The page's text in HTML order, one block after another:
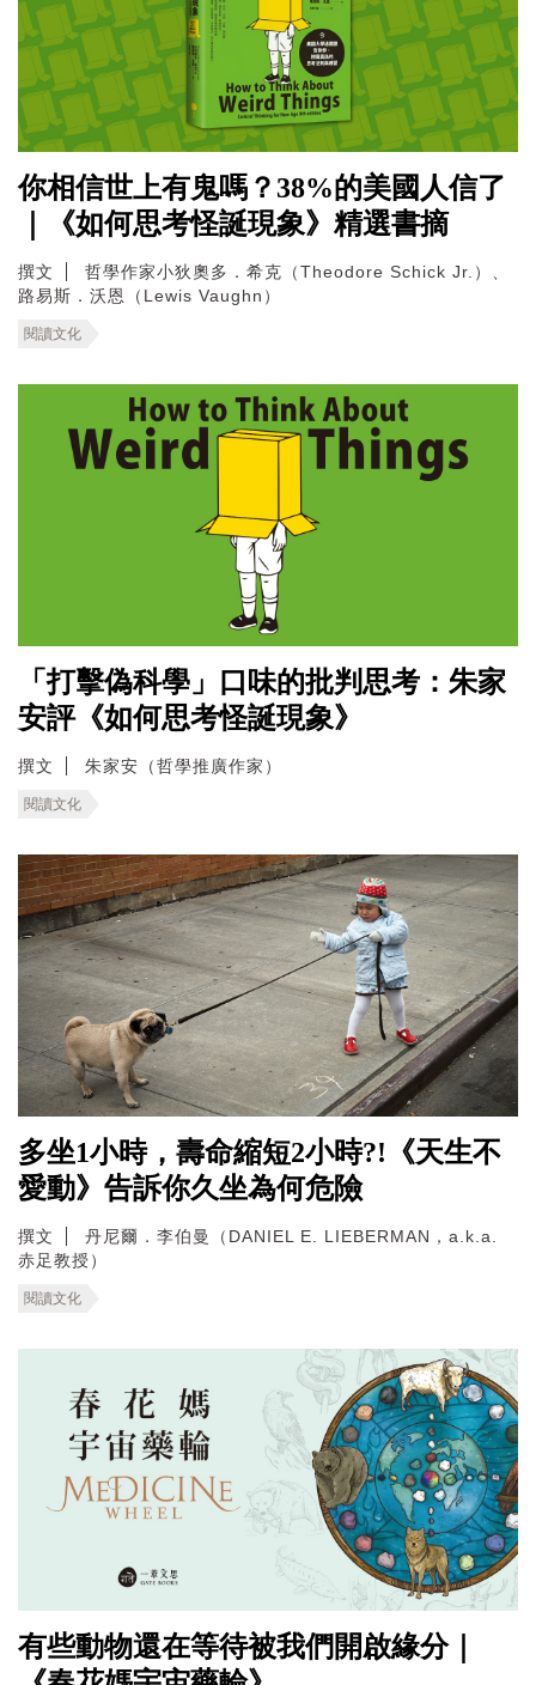
你相信世上有鬼嗎？38%的美國人信了
｜《如何思考怪誕現象》精選書摘
撰文
哲學作家小狄奧多．希克（Theodore Schick Jr.）、
路易斯．沃恩（Lewis Vaughn）
閱讀文化
「打擊偽科學」口味的批判思考：朱家
安評《如何思考怪誕現象》
撰文 朱家安（哲學推廣作家）
閱讀文化
多坐1小時，壽命縮短2小時?!《天生不
愛動》告訴你久坐為何危險
撰文
丹尼爾．李伯曼（DANIEL E. LIEBERMAN，a.k.a.
赤足教授）
閱讀文化
有些動物還在等待被我們開啟緣分｜